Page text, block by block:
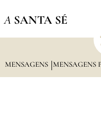
A SANTA SÉ
MENSAGENS MENSAGENS